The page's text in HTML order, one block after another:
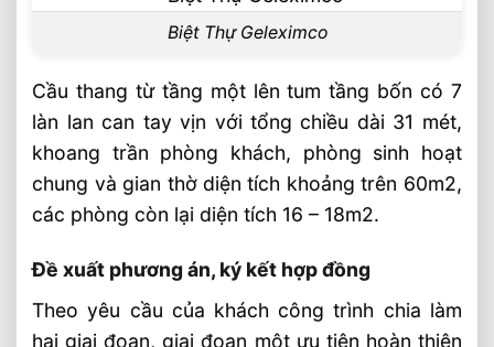
Biệt Thự Geleximco
Cầu thang từ tầng một lên tum tầng bốn có 7
làn lan can tay vịn với tổng chiều dài 31 mét,
khoang trần phòng khách, phòng sinh hoạt
chung và gian thờ diện tích khoảng trên 60m2,
các phòng còn lại diện tích 16 – 18m2.
Đề xuất phương án, ký kết hợp đồng
Theo yêu cầu của khách công trình chia làm
hai giai đoạn, giai đoạn một ưu tiên hoàn thiện